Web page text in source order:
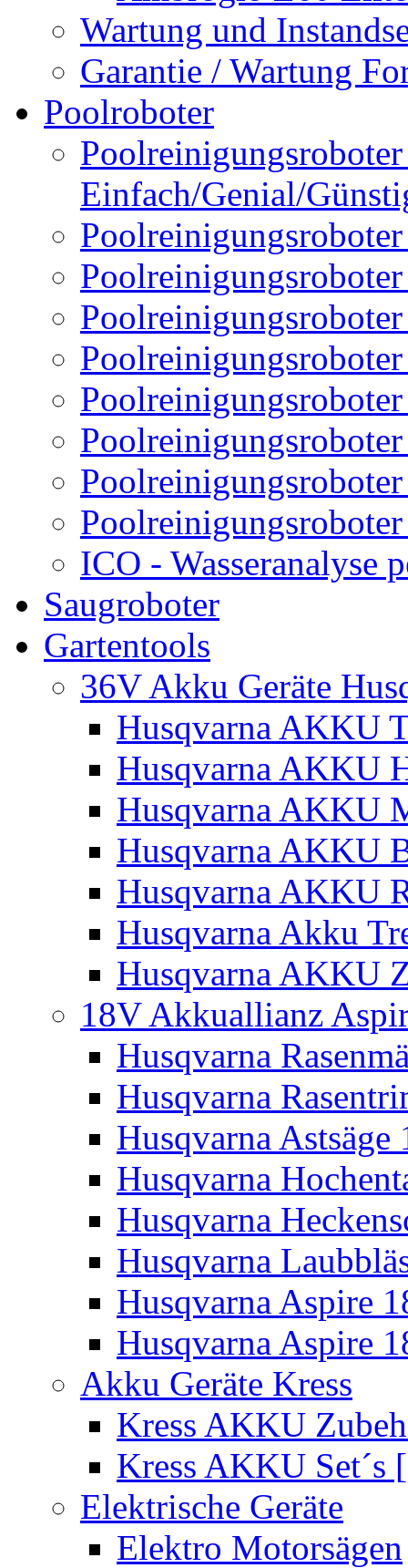
Wartung und
Garantie / Wartung
Poolroboter
Einfach/Genial/
ICO - Wasseranalyse
Saugroboter
Gartentools
36V Akku Geräte
Husqvarna AKKU
Husqvarna AKKU
Husqvarna AKKU
Husqvarna AKKU
Husqvarna AKKU
Husqvarna Akku
Husqvarna AKKU
18V Akkuallianz
Husqvarna
Husqvarna
Husqvarna
Husqvarna
Husqvarna
Husqvarna
Husqvarna Aspire
Husqvarna Aspire
Akku Geräte Kress
Kress AKKU
Kress AKKU Set´s
Elektrische Geräte
Elektro Motorsägen